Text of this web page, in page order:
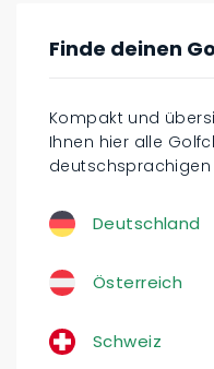
Finde deinen
Kompakt und
Ihnen hier alle
deutschsprachigen
Deutschland
Österreich
Schweiz